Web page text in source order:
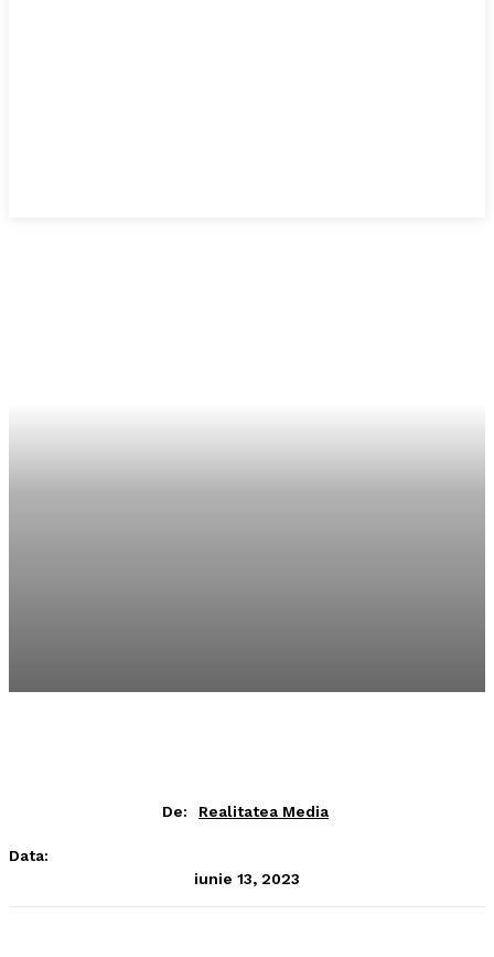
De: Realitatea Media
Data:
iunie 13, 2023